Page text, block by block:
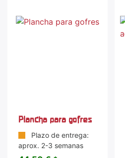
Plancha para gofres
Plazo de entrega:
aprox. 2-3 semanas